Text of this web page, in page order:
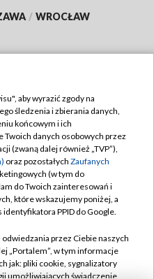
/ WROCŁAW
TVP
aby wyrazić zgody na
śledzenia i zbierania danych,
końcowym i ich
danych osobowych przez
(zwaną dalej również „TVP”),
oraz pozostałych Zaufanych
(w tym do
do Twoich zainteresowań i
które wskazujemy poniżej, a
PPID do Google.
przez Ciebie naszych
„Portalem”, w tym informacje
jak: pliki cookie, sygnalizatory
umożliwiających świadczenie